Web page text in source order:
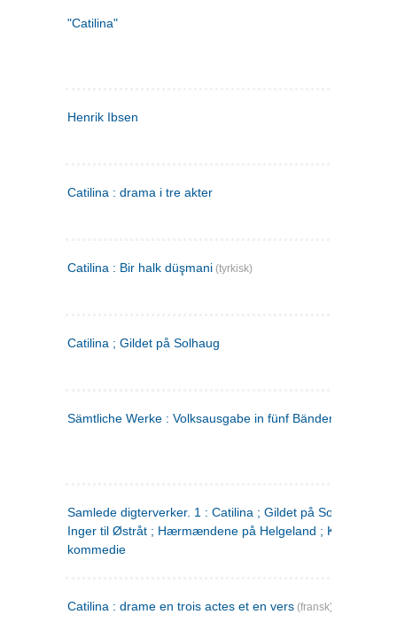
"Catilina"
Henrik Ibsen
Catilina : drama i tre akter
Catilina : Bir halk düşmani (tyrkisk)
Catilina ; Gildet på Solhaug
Sämtliche Werke : Volksausgabe in fünf Bänden
Samlede digterverker. 1 : Catilina ; Gildet på Solhaug ; Fru
Inger til Østråt ; Hærmændene på Helgeland ;
kommedie
Catilina : drame en trois actes et en vers (fransk)